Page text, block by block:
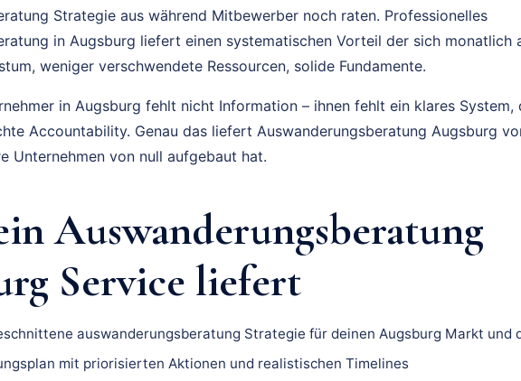
Strategie aus während Mitbewerber noch raten. Professionelles
in Augsburg liefert einen systematischen Vorteil der sich monatlich
weniger verschwendete Ressourcen, solide Fundamente.
in Augsburg fehlt nicht Information – ihnen fehlt ein klares System,
Accountability. Genau das liefert Auswanderungsberatung Augsburg
Unternehmen von null aufgebaut hat.
Auswanderungsberatung
Service liefert
auswanderungsberatung Strategie für deinen Augsburg Markt und
mit priorisierten Aktionen und realistischen Timelines